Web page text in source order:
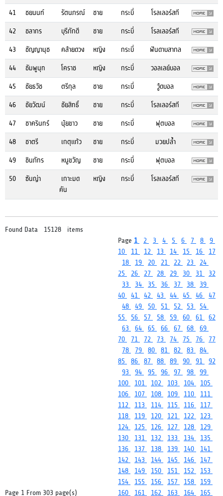
41
ชยนนท์ รัตนภรณ์ ชาย กระบี่
โรลเลอร์สกี
42
ชลากร บุรีภักดี ชาย กระบี่
โรลเลอร์สกี
43
ชัญญานุช คล้ายดวง หญิง กระบี่
ฟันดาบสากล
44
ชัมพูนุท โคราช หญิง กระบี่
วอลเลย์บอล
45
ชัยธวัช ตรีกุล ชาย กระบี่
วู้ดบอล
46
ชัยวัฒน์ ชัยสิทธิ์ ชาย กระบี่
โรลเลอร์สกี
47
ชาครินทร์ นุ้ยขาว ชาย กระบี่
ฟุตบอล
48
ชาตรี เกตุแก้ว ชาย กระบี่
มวยปล้ำ
49
ชินภัทร หนูขวัญ ชาย กระบี่
ฟุตบอล
50
ซันญ่า
เกาะมด
คัน
หญิง กระบี่ โรลเลอร์สกี
Found Data 15128 items
Page 1 From 303 page(s)
Page 1 2 3 4 5 6 7 8 9
10
11 12 13 14 15 16
17
18
19 20 21 22 23
24
25
26 27 28 29 30 31
32
33
34 35 36 37 38
39
40
41 42 43 44 45 46
47
48
49 50 51 52 53
54
55
56 57 58 59 60 61
62
63
64 65 66 67 68 69
70
71 72 73 74 75 76
77
78
79 80 81 82 83
84
85
86 87 88 89 90 91
92
93
94 95 96 97 98 99
100
101 102 103 104
105
106
107 108 109 110
111
112
113 114 115 116
117
118
119 120 121 122
123
124
125 126 127 128
129
130
131 132 133 134
135
136
137 138 139 140
141
142
143 144 145 146
147
148
149 150 151 152
153
154
155 156 157 158
159
160
161 162 163 164
165